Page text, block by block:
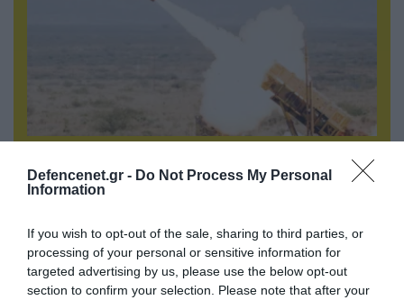
Defencenet.gr - Do Not Process My Personal
Information
If you wish to opt-out of the sale, sharing to third parties, or
processing of your personal or sensitive information for
targeted advertising by us, please use the below opt-out
section to confirm your selection. Please note that after your
Οι Χούθι δοκιμάζουν της αμυντική συμμαχία
Τουρκίας-Σ.Αραβίας – Το παράδοξο των